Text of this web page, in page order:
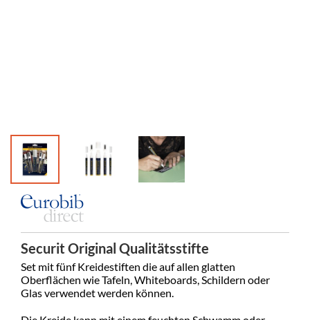
Securit Original Qualitätsstifte
Set mit fünf Kreidestiften die auf allen glatten
Oberflächen wie Tafeln, Whiteboards, Schildern oder
Glas verwendet werden können.